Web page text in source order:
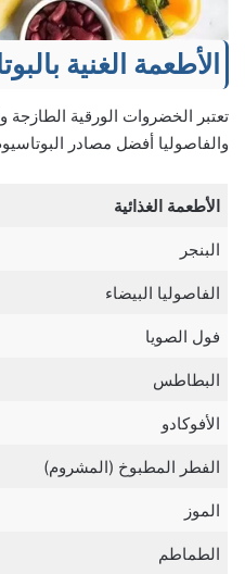
الأطعمة الغنية
تعتبر الخضروات الورقية الطازجة
والفاصوليا أفضل مصادر
الأطعمة الغذائية
البنجر
الفاصوليا البيضاء
فول الصويا
البطاطس
الأفوكادو
الفطر المطبوخ (المشروم)
الموز
الطماطم